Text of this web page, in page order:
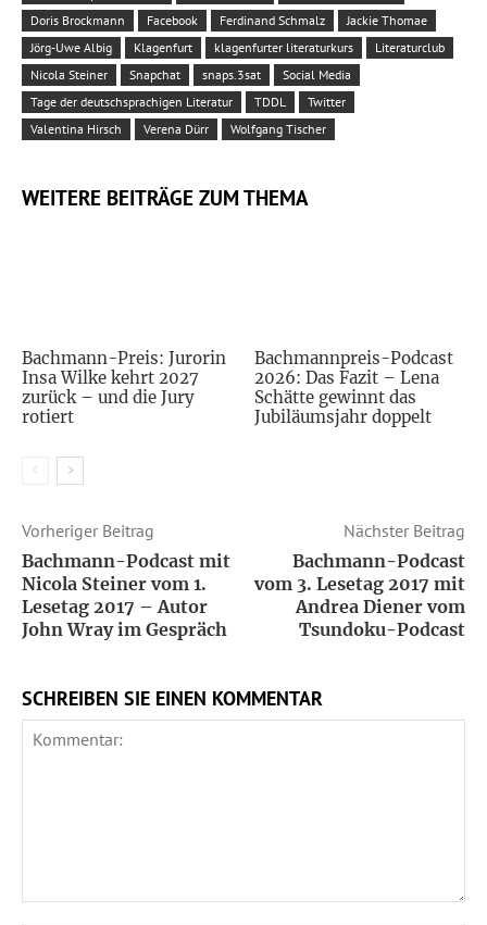
Doris Brockmann
Facebook Ferdinand Schmalz
Jackie Thomae
Jörg-Uwe Albig
Klagenfurt klagenfurter literaturkurs
Literaturclub
Nicola Steiner
Snapchat snaps.3sat
Social Media
Tage der deutschsprachigen Literatur
TDDL
Twitter
Valentina Hirsch
Verena Dürr Wolfgang Tischer
WEITERE BEITRÄGE ZUM THEMA
Bachmann-Preis: Jurorin
Insa Wilke kehrt 2027
zurück – und die Jury
rotiert
Bachmannpreis-Podcast
2026: Das Fazit – Lena
Schätte gewinnt das
Jubiläumsjahr doppelt
Vorheriger Beitrag
Bachmann-Podcast mit
Nicola Steiner vom 1.
Lesetag 2017 – Autor
John Wray im Gespräch
Nächster Beitrag
Bachmann-Podcast
vom 3. Lesetag 2017 mit
Andrea Diener vom
Tsundoku-Podcast
SCHREIBEN SIE EINEN KOMMENTAR